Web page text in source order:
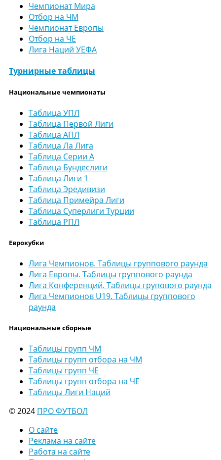
Чемпионат Мира
Отбор на ЧМ
Чемпионат Европы
Отбор на ЧЕ
Лига Наций УЕФА
Турнирные таблицы
Национальные чемпионаты
Таблица УПЛ
Таблица Первой Лиги
Таблица АПЛ
Таблица Ла Лига
Таблица Серии А
Таблица Бундеслиги
Таблица Лиги 1
Таблица Эредивизи
Таблица Примейра Лиги
Таблица Суперлиги Турции
Таблица РПЛ
Еврокубки
Лига Чемпионов. Таблицы группового раунда
Лига Европы. Таблицы группового раунда
Лига Конференций. Таблицы групового раунда
Лига Чемпионов U19. Таблицы группового
раунда
Национальные сборные
Таблицы групп ЧМ
Таблицы групп отбора на ЧМ
Таблицы групп ЧЕ
Таблицы групп отбора на ЧЕ
Таблицы Лиги Наций
© 2024 ПРО ФУТБОЛ
О сайте
Реклама на сайте
Работа на сайте